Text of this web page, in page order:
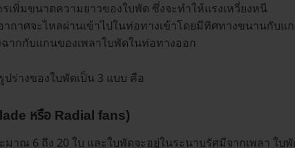
เพิ่มขนาดความยาวของใบพัด ซึ่งจะทำให้แรงเหวี่ยงหนี
กาศจะไหลผ่านเข้าไปในท่อทางเข้าโดยมีทิศทางขนานกับแ
ากกับแกนของเพลาใบพัดในท่อทางออก
างของใบพัดเป็น 3 แบบ คือ
หรือ Radial fans)
ณ 6 ถึง 20 ใบ และใบพัดจะอยู่ในระนาบรัศมีจากเพลา ใบ